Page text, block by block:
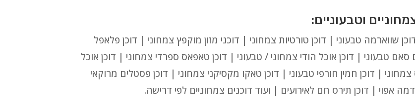
שווארמה טבעוני | דוכן טורטיות צמחוני | דוכני מזון מוקפץ צמחוני | דוכן פלאפל
טבעוני | דוכן אוכל הודי צמחוני / טבעוני | דוכן טאפאס ספרדי צמחוני | דוכן אוכל
צמחוני | דוכן חמין חורפי טבעוני | דוכן טאקו מקסיקני צמחוני | דוכן פסטלים מרוקאי
אפוי | דוכן תירס חם לאירועים | ועוד דוכנים צמחוניים לפי דרישה.